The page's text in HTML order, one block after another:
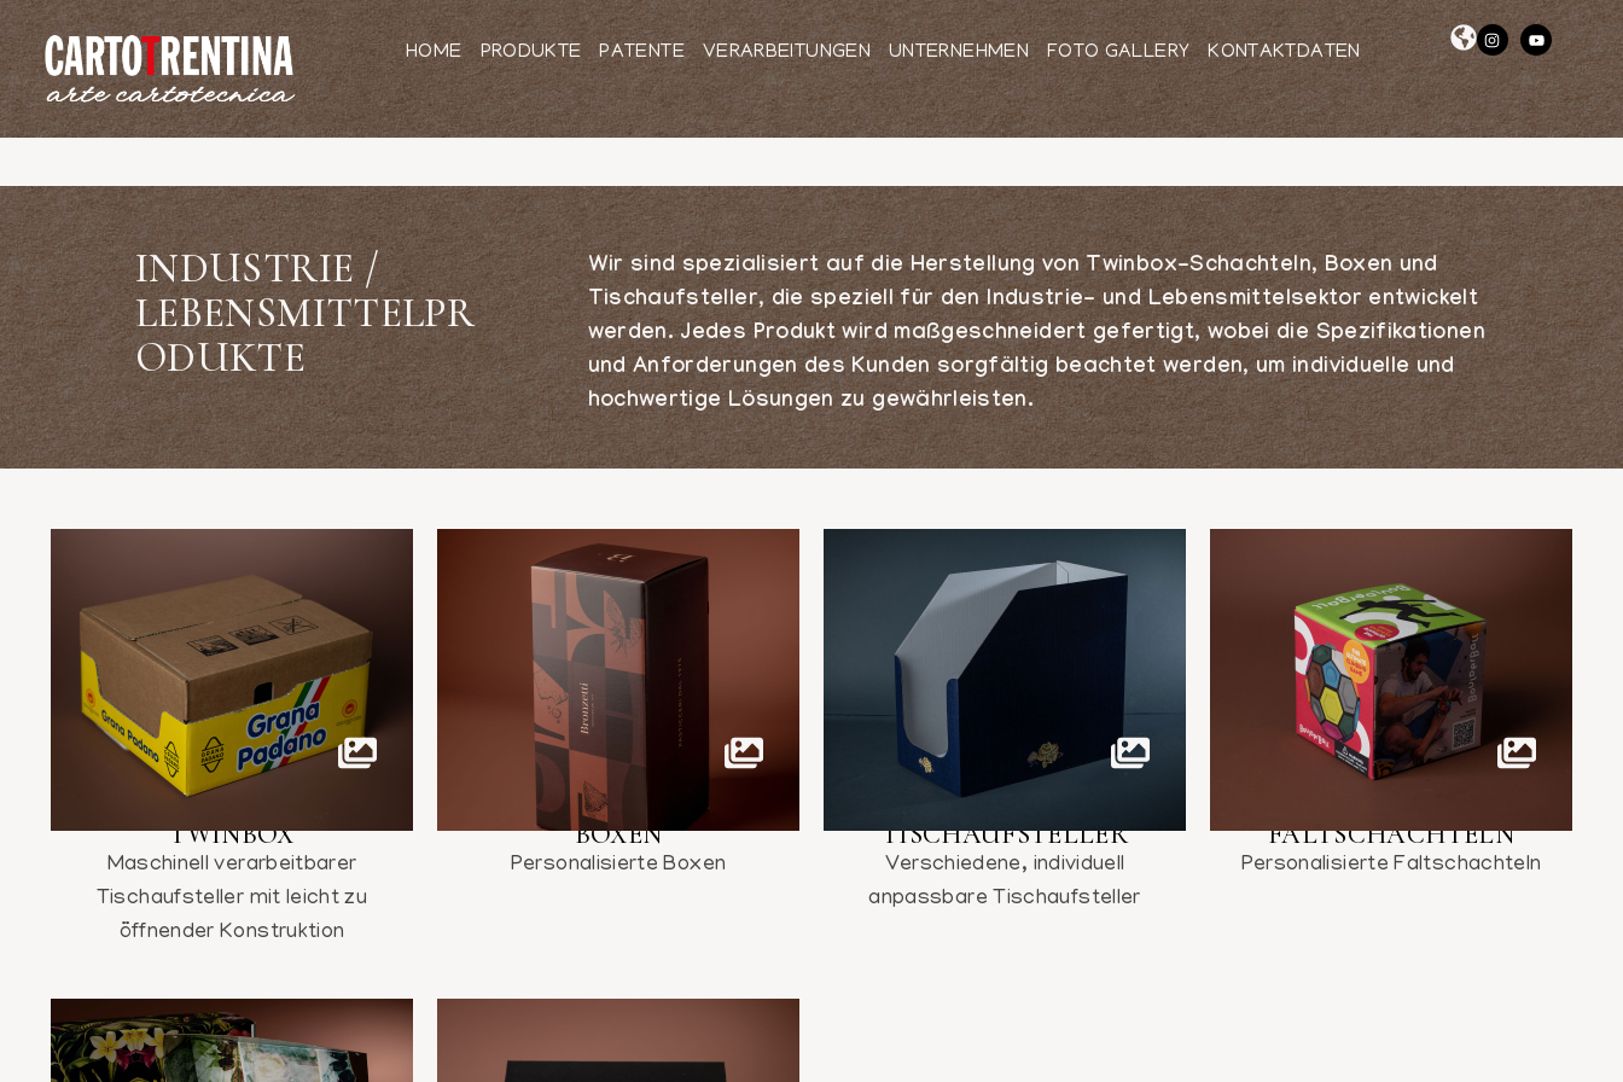
HOME PRODUKTE PATENTE VERARBEITUNGEN UNTERNEHMEN FOTO GALLERY KONTAKTDATEN
INDUSTRIE /
LEBENSMITTELPR
ODUKTE
Wir sind spezialisiert auf die Herstellung von Twinbox-Schachteln, Boxen und
Tischaufsteller, die speziell für den Industrie- und Lebensmittelsektor entwickelt
werden. Jedes Produkt wird maßgeschneidert gefertigt, wobei die Spezifikationen
und Anforderungen des Kunden sorgfältig beachtet werden, um individuelle und
hochwertige Lösungen zu gewährleisten.
TWINBOX
Maschinell verarbeitbarer
Tischaufsteller mit leicht zu
öffnender Konstruktion
BOXEN
Personalisierte Boxen
TISCHAUFSTELLER
Verschiedene, individuell
anpassbare Tischaufsteller
FALTSCHACHTELN
Personalisierte Faltschachteln